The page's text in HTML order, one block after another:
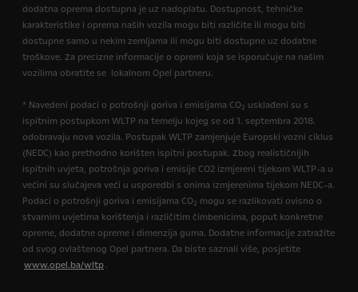
dodatna oprema dostupna je uz nadoplatu. Dostupnost, tehničke
karakteristike i oprema naših vozila mogu biti različite ili mogu biti
dostupne samo u nekim zemljama ili mogu biti dostupne uz dodatne
troškove. Za precizne informacije o opremi koja se isporučuje na našim
vozilima obratite se lokalnom Opel partneru.
* Navedeni podaci o potrošnji goriva i emisijama CO2 usklađeni su s
ispitnim postupkom WLTP na temelju kojeg se od 1. septembra 2018.
odobravaju nova vozila. Postupak WLTP zamjenjuje Europski vozni ciklus
(NEDC) kao prethodno korišten ispitni postupak. Zbog realističnijih
ispitnih uvjeta, potrošnja goriva i emisije CO2 izmjereni tijekom WLTP-a u
većini su slučajeva veći u usporedbi s onima izmjerenima tijekom NEDC-a.
Podaci o potrošnji goriva i emisijama CO2 mogu se razlikovati ovisno o
stvarnim uvjetima korištenja i različitim čimbenicima, poput konkretne
opreme, dodatne opreme i dimenzija guma. Dodatne informacije zatražite
od svog ovlaštenog Opel partnera. Da biste saznali više, posjetite
www.opel.ba/wltp .